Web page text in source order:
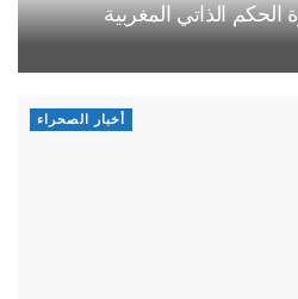
الحكم الذاتي المغربية
أخبار الصحراء